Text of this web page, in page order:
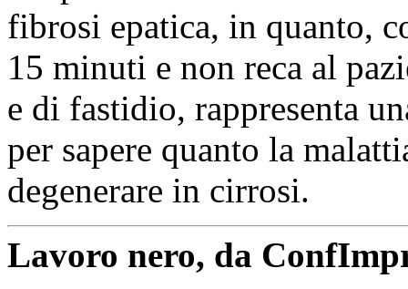
fibrosi epatica, in quanto,
15 minuti e non reca al
e di fastidio, rappresenta
per sapere quanto la
degenerare in cirrosi.
Lavoro nero, da